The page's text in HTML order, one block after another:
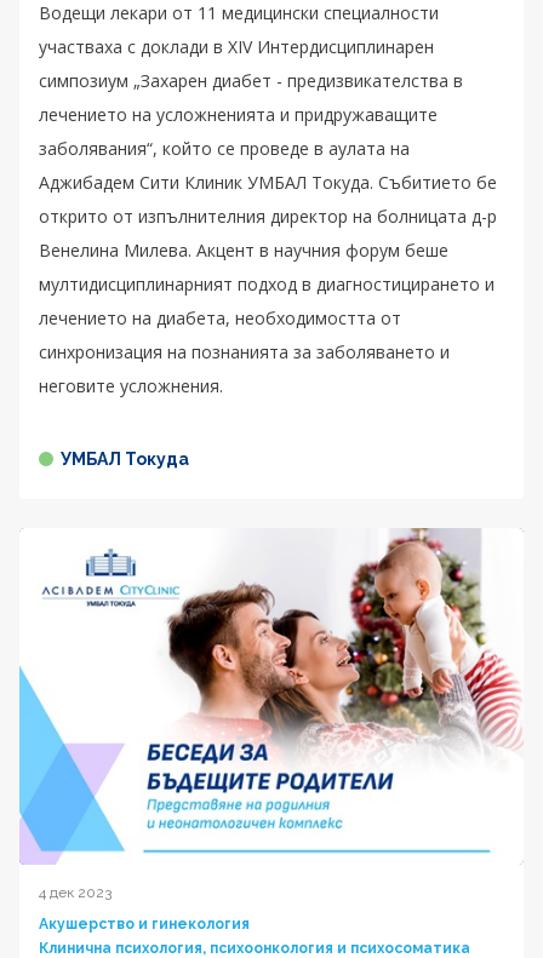
Водещи лекари от 11 медицински специалности
участваха с доклади в XIV Интердисциплинарен
симпозиум „Захарен диабет - предизвикателства в
лечението на усложненията и придружаващите
заболявания“, който се проведе в аулата на
Аджибадем Сити Клиник УМБАЛ Токуда. Събитието бе
открито от изпълнителния директор на болницата д-р
Венелина Милева. Акцент в научния форум беше
мултидисциплинарният подход в диагностицирането и
лечението на диабета, необходимостта от
синхронизация на познанията за заболяването и
неговите усложнения.
УМБАЛ Токуда
4 дек 2023
Акушерство и гинекология
Клинична психология, психоонкология и психосоматика